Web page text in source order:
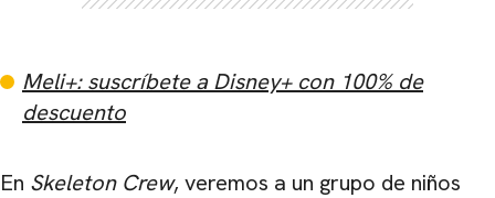
Meli+: suscríbete a Disney+ con 100% de
descuento
En Skeleton Crew, veremos a un grupo de niños